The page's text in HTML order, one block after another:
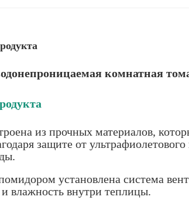
комнатная
из прочных материалов,
защите от
установлена система
влажность внутри теплицы.